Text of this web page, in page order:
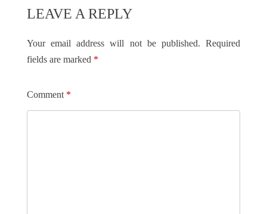
LEAVE A REPLY
Your email address will not be published.
Required
fields are marked *
Comment *